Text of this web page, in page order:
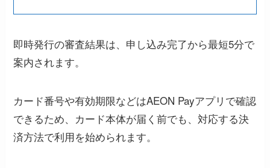
即時発行の審査結果は、申し込み完了から最短5分で
案内されます。
カード番号や有効期限などはAEON Payアプリで確認
できるため、カード本体が届く前でも、対応する決
済方法で利用を始められます。